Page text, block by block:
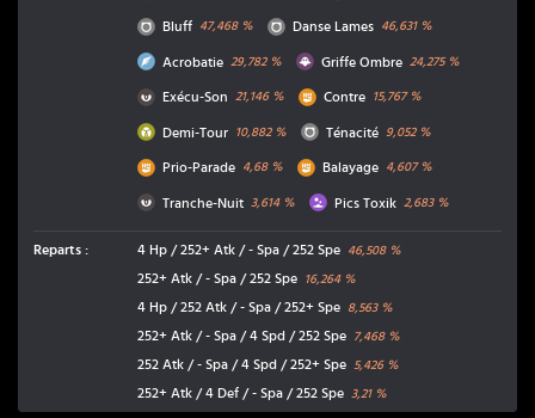
Normal
Bluff 47,468% Normal
Danse Lames 46,631%
VolAcrobatie 29,782% Spectre
Griffe Ombre 24,275%
Ténèbres
Exécu-Son 21,146% Combat
Contre 15,767%
Insecte
Demi-Tour 10,882% Normal
Ténacité 9,052%
Combat
Prio-Parade 4,68% Combat
Balayage 4,607%
Ténèbres
Tranche-Nuit 3,614% Poison
Pics Toxik 2,683%
Reparts : 4 Hp / 252+ Atk / - Spa / 252 Spe 46,508%
252+ Atk / - Spa / 252 Spe 16,264%
4 Hp / 252 Atk / - Spa / 252+ Spe 8,563%
252+ Atk / - Spa / 4 Spd / 252 Spe 7,468%
252 Atk / - Spa / 4 Spd / 252+ Spe 5,426%
252+ Atk / 4 Def / - Spa / 252 Spe 3,21%